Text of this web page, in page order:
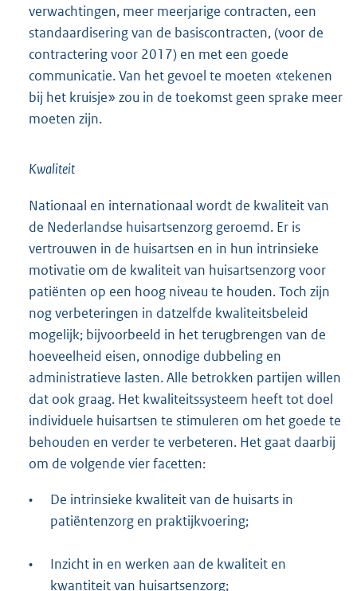
verwachtingen, meer meerjarige contracten, een
standaardisering van de basiscontracten, (voor de
contractering voor 2017) en met een goede
communicatie. Van het gevoel te moeten «tekenen
bij het kruisje» zou in de toekomst geen sprake meer
moeten zijn.
Kwaliteit
Nationaal en internationaal wordt de kwaliteit van
de Nederlandse huisartsenzorg geroemd. Er is
vertrouwen in de huisartsen en in hun intrinsieke
motivatie om de kwaliteit van huisartsenzorg voor
patiënten op een hoog niveau te houden. Toch zijn
nog verbeteringen in datzelfde kwaliteitsbeleid
mogelijk; bijvoorbeeld in het terugbrengen van de
hoeveelheid eisen, onnodige dubbeling en
administratieve lasten. Alle betrokken partijen willen
dat ook graag. Het kwaliteitssysteem heeft tot doel
individuele huisartsen te stimuleren om het goede te
behouden en verder te verbeteren. Het gaat daarbij
om de volgende vier facetten:
•
De intrinsieke kwaliteit van de huisarts in
patiëntenzorg en praktijkvoering;
•
Inzicht in en werken aan de kwaliteit en
kwantiteit van huisartsenzorg;